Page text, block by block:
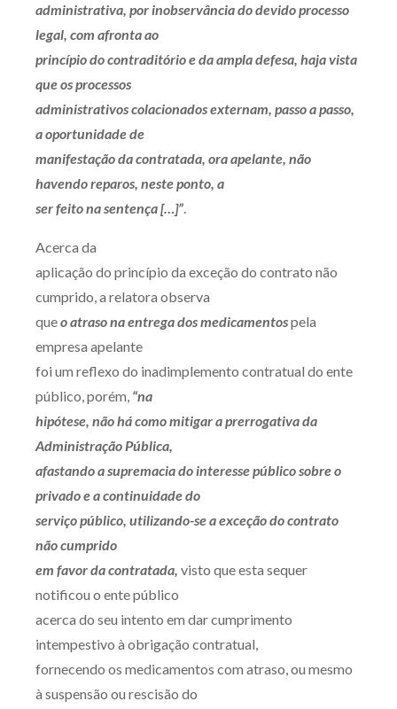
administrativa, por inobservância do devido processo
legal, com afronta ao
princípio do contraditório e da ampla defesa, haja vista
que os processos
administrativos colacionados externam, passo a passo,
a oportunidade de
manifestação da contratada, ora apelante, não
havendo reparos, neste ponto, a
ser feito na sentença […]”.
Acerca da
aplicação do princípio da exceção do contrato não
cumprido, a relatora observa
queo atraso na entrega dos medicamentospela
empresa apelante
foi um reflexo do inadimplemento contratual do ente
público, porém, “na
hipótese, não há como mitigar a prerrogativa da
Administração Pública,
afastando a supremacia do interesse público sobre o
privado e a continuidade do
serviço público, utilizando-se a exceção do contrato
não cumprido
em favor da contratada, visto que esta sequer
notificou o ente público
acerca do seu intento em dar cumprimento
intempestivo à obrigação contratual,
fornecendo os medicamentos com atraso, ou mesmo
à suspensão ou rescisão do